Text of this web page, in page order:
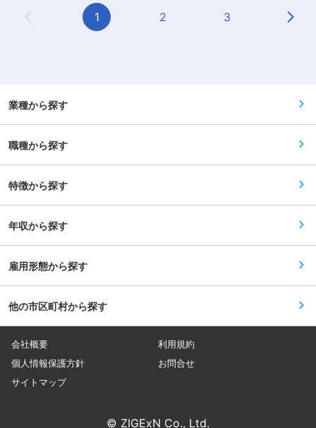
ります。 まずは製品を知って頂く為、１−２年程
度現場にて製品を学んでいただきます ■働き方：
年間休日112日、土日休み、残業ほぼ無し、転勤
めっきにも対応。表面処理のみならず、前処理・
たり蓄積されたノウハウや加工技術により、技術
者の手で仕上げを行っています。こうした技術を
継承し、めっき加工のプロとして活躍することが
いての講習会等も行っているため、一生モノのス
る業務
宅で拡大中の当社にて、モデルハウスにお越しに
なったお客様に対する住まいづくりの提案・営業
流れ】 （1）ヒアリング： モデルハウスにお越し
になったお客様や、SNSなどを通じて問い合わせ
をいただいたお客様に対し、住まいづくりに対し
ニング： 「購入に興味がある」という方へ、間取
合わせて土地探し〜間取りやデザインまでをご提
案します。 （3）ご契約： 契約書作成、ローンの
組み立て計画も担当します。なお、仕様の打合せ
し： 工事が済んだら、いよいよマイホームのお引
ことが多く、平日にお客様へのプレゼン準備や事
務処理などを行います。 ・インセンティブ制度：
評価基準も明確！販売した棟数によってしっかり
経験を積んでいただいた後は、リーダーやマネー
「100人10店舗100億」をビジョンとして掲げて
おり、事業展開や新拠点もさらに拡大していく予
定です。そのため、早期の段階から社員に裁量権
を持たせ、ゆくゆくは組織マネジメントが出来る
す。 変更の範囲：会社の定める業務
Previous Page
1 2 3
業種から探す
職種から探す
特徴から探す
年収から探す
雇用形態から探す
他の市区町村から探す
会社概要
利用規約
個人情報保護方針
お問合せ
サイトマップ
© ZIGExN Co., Ltd.